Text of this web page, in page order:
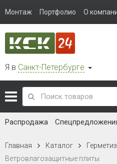
Монтаж Портфолио О
Я в Санкт-Петербурге
Распродажа
Главная Каталог
Ветровлагозащитные плиты